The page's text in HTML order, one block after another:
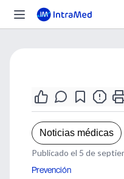
Noticias médicas
Publicado el 5 de
Prevención